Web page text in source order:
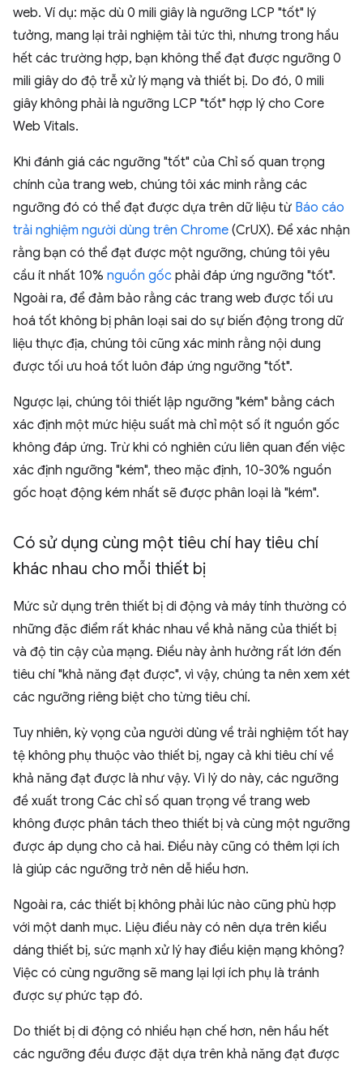
web. Ví dụ: mặc dù 0 mili giây là ngưỡng LCP "tốt" lý
tưởng, mang lại trải nghiệm tải tức thì, nhưng trong hầu
hết các trường hợp, bạn không thể đạt được ngưỡng 0
mili giây do độ trễ xử lý mạng và thiết bị. Do đó, 0 mili
giây không phải là ngưỡng LCP "tốt" hợp lý cho Core
Web Vitals.
Khi đánh giá các ngưỡng "tốt" của Chỉ số quan trọng
chính của trang web, chúng tôi xác minh rằng các
ngưỡng đó có thể đạt được dựa trên dữ liệu từ Báo cáo
trải nghiệm người dùng trên Chrome (CrUX). Để xác nhận
rằng bạn có thể đạt được một ngưỡng, chúng tôi yêu
cầu ít nhất 10% nguồn gốc phải đáp ứng ngưỡng "tốt".
Ngoài ra, để đảm bảo rằng các trang web được tối ưu
hoá tốt không bị phân loại sai do sự biến động trong dữ
liệu thực địa, chúng tôi cũng xác minh rằng nội dung
được tối ưu hoá tốt luôn đáp ứng ngưỡng "tốt".
Ngược lại, chúng tôi thiết lập ngưỡng "kém" bằng cách
xác định một mức hiệu suất mà chỉ một số ít nguồn gốc
không đáp ứng. Trừ khi có nghiên cứu liên quan đến việc
xác định ngưỡng "kém", theo mặc định, 10-30% nguồn
gốc hoạt động kém nhất sẽ được phân loại là "kém".
Có sử dụng cùng một tiêu chí hay tiêu chí
khác nhau cho mỗi thiết bị
Mức sử dụng trên thiết bị di động và máy tính thường có
những đặc điểm rất khác nhau về khả năng của thiết bị
và độ tin cậy của mạng. Điều này ảnh hưởng rất lớn đến
tiêu chí "khả năng đạt được", vì vậy, chúng ta nên xem xét
các ngưỡng riêng biệt cho từng tiêu chí.
Tuy nhiên, kỳ vọng của người dùng về trải nghiệm tốt hay
tệ không phụ thuộc vào thiết bị, ngay cả khi tiêu chí về
khả năng đạt được là như vậy. Vì lý do này, các ngưỡng
đề xuất trong Các chỉ số quan trọng về trang web
không được phân tách theo thiết bị và cùng một ngưỡng
được áp dụng cho cả hai. Điều này cũng có thêm lợi ích
là giúp các ngưỡng trở nên dễ hiểu hơn.
Ngoài ra, các thiết bị không phải lúc nào cũng phù hợp
với một danh mục. Liệu điều này có nên dựa trên kiểu
dáng thiết bị, sức mạnh xử lý hay điều kiện mạng không?
Việc có cùng ngưỡng sẽ mang lại lợi ích phụ là tránh
được sự phức tạp đó.
Do thiết bị di động có nhiều hạn chế hơn, nên hầu hết
các ngưỡng đều được đặt dựa trên khả năng đạt được